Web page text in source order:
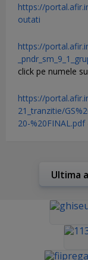
https://
outati
https://
click pe numele
https://
21_tranzitie/
20-%20FINAL.pdf
Ultima